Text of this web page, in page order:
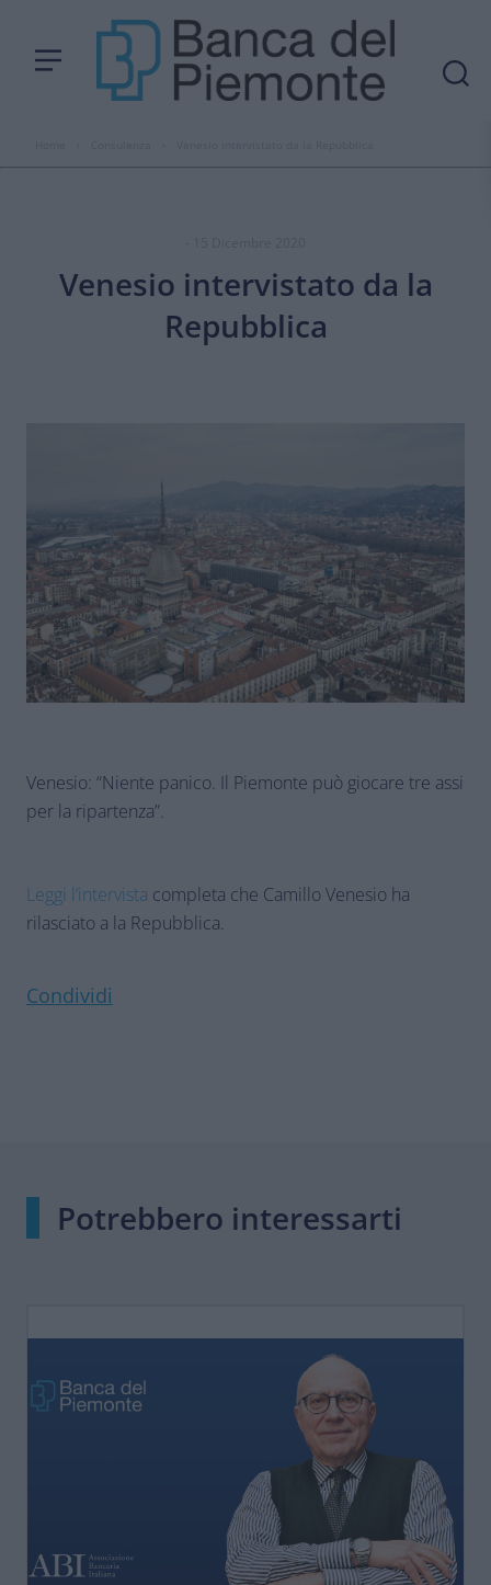
Venesio intervistato da la
Repubblica
Venesio: “Niente panico. Il Piemonte può giocare tre assi
per la ripartenza”.
Leggi l’intervista completa che Camillo Venesio ha
rilasciato a la Repubblica.
Condividi
Potrebbero interessarti